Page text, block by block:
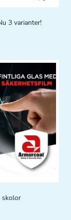
3 varianter!
skolor